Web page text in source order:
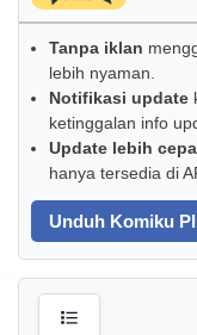
Tanpa iklan
lebih nyaman.
Notifikasi update
ketinggalan info
Update lebih
hanya tersedia di
Unduh Komiku